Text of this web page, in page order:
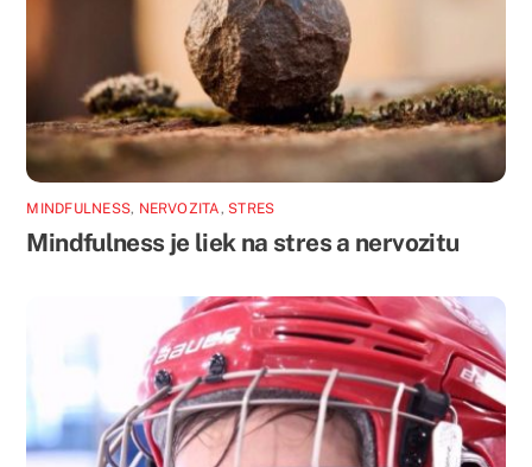
MINDFULNESS, NERVOZITA , STRES
Mindfulness je liek na stres a nervozitu